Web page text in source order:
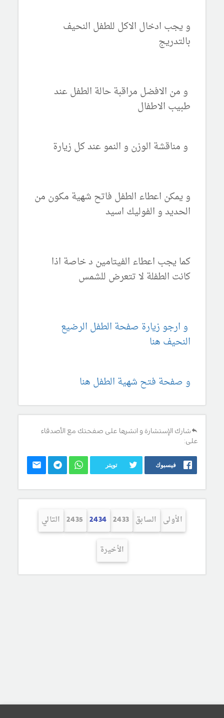
و يجب ادخال الاكل للطفل النحيف
بالتدريج
و من الافضل مراقبة حالة الطفل عند
طبيب الاطفال
و مناقشة الوزن و النمو عند كل زيارة
و يمكن اعطاء الطفل فاتح شهية مكون من
الحديد و الفوليك اسيد
كما يجب اعطاء الفيتامين د خاصة اذا
كانت الطفلة لا تتعرض للشمس
و ارجو زيارة صفحة الطفل الرضيع
النحيف هنا
و صفحة فتح شهية الطفل هنا
شارك الإستشارة و انشرها على صفحتك مع الأصدقاء
على:
فيسبوك تويتر
الأولى السابق 2433
2434
2435 التالي
الأخيرة